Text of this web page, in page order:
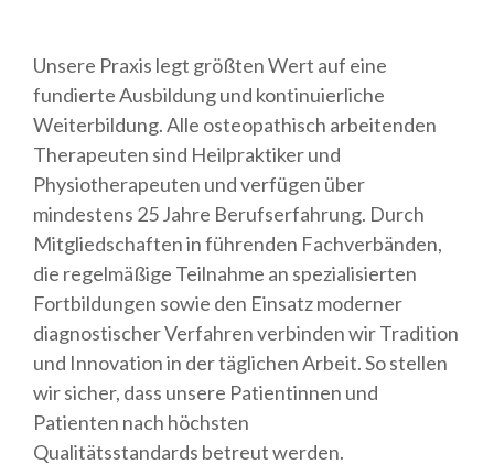
Unsere Praxis legt größten Wert auf eine
fundierte Ausbildung und kontinuierliche
Weiterbildung. Alle osteopathisch arbeitenden
Therapeuten sind Heilpraktiker und
Physiotherapeuten und verfügen über
mindestens 25 Jahre Berufserfahrung. Durch
Mitgliedschaften in führenden Fachverbänden,
die regelmäßige Teilnahme an spezialisierten
Fortbildungen sowie den Einsatz moderner
diagnostischer Verfahren verbinden wir Tradition
und Innovation in der täglichen Arbeit. So stellen
wir sicher, dass unsere Patientinnen und
Patienten nach höchsten
Qualitätsstandards betreut werden.